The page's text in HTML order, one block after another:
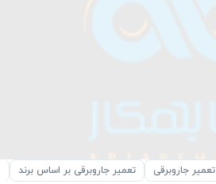
تعمیر جاروبرقی تعمیر جاروبرقی بر اساس برند